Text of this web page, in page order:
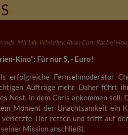
Mit Lily Whiteley, Ryan Corr, Rachel
Kino": Für nur 5, - Euro!
erfolgreiche Fernsehmoderator
Aufträge mehr. Daher führt
Nest, in dem Chris ankommen
Moment der Unachtsamkeit ein
verletzte Tier retten und trifft auf
seiner Mission anschließt.